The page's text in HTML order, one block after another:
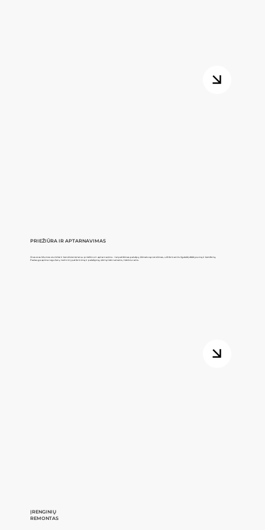
PRIEŽIŪRA IR APTARNAVIMAS
Oras-oras šilumos siurbliai ir kondicionieriai su priežiūra ir aptarnavimu - tai patikimas patalpų klimato sprendimas, užtikrinantis ilgalaikį efektyvumą ir komfortą.
Paslauga apima reguliarų techninį patikrinimą ir palaikymą, skirtą tiek namams, tiek biurams.
ĮRENGINIŲ
REMONTAS